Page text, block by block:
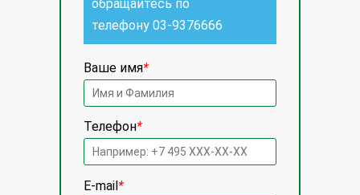
обращайтесь по
телефону 03-9376666
Ваше имя*
Телефон*
E-mail*